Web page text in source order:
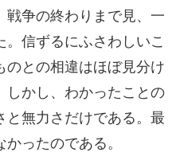
戦争の終わりまで見、一
信ずるにふさわしいこ
のとの相違はほぼ見分け
しかし、わかったことの
無力さだけである。最
ったのである。